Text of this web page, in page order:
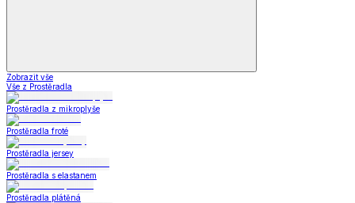
Zobrazit vše
Vše z Prostěradla
Prostěradla z mikroplyše
Prostěradla froté
Prostěradla jersey
Prostěradla s elastanem
Prostěradla plátěná